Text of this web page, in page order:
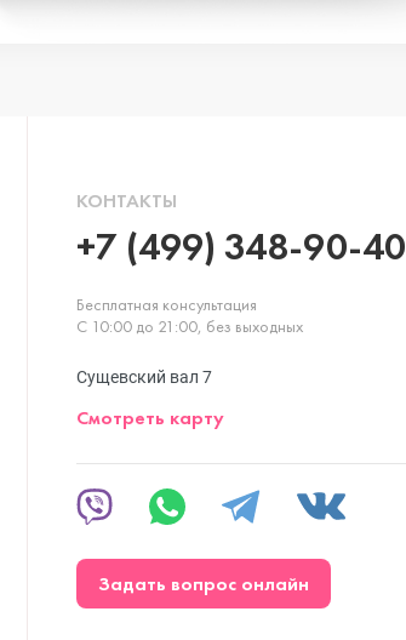
КОНТАКТЫ
+7 (499) 348-90-40
Бесплатная консультация
С 10:00 до 21:00, без выходных
Сущевский вал 7
Смотреть карту
Задать вопрос онлайн